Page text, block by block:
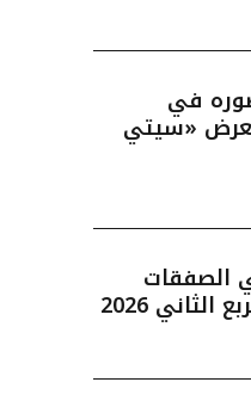
في
معرض «سيتي
الصفقات
2026